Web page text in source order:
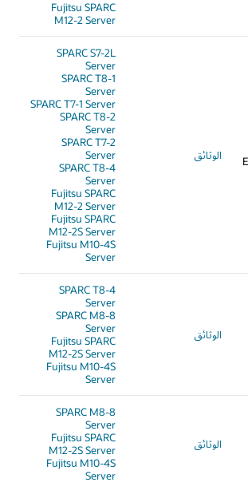
Fujitsu SPARC
M12-2 Server
الوثائق
SPARC S7-2L
Server
SPARC T8-1
Server
SPARC T7-1 Server
SPARC T8-2
Server
SPARC T7-2
Server
SPARC T8-4
Server
Fujitsu SPARC
M12-2 Server
Fujitsu SPARC
M12-2S Server
Fujitsu M10-4S
Server
الوثائق
SPARC T8-4
Server
SPARC M8-8
Server
Fujitsu SPARC
M12-2S Server
Fujitsu M10-4S
Server
الوثائق
SPARC M8-8
Server
Fujitsu SPARC
M12-2S Server
Fujitsu M10-4S
Server